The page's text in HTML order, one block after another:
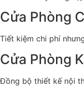
Cửa Phòng
Tiết kiệm chi phí
Cửa Phòng
Đồng bộ thiết kế nội